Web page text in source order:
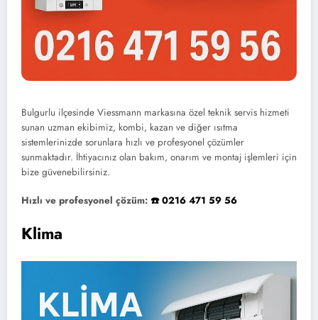
Bulgurlu ilçesinde Viessmann markasına özel teknik servis hizmeti
sunan uzman ekibimiz, kombi, kazan ve diğer ısıtma
sistemlerinizde sorunlara hızlı ve profesyonel çözümler
sunmaktadır. İhtiyacınız olan bakım, onarım ve montaj işlemleri için
bize güvenebilirsiniz.
Hızlı ve profesyonel çözüm: ☎️ 0216 471 59 56
Klima